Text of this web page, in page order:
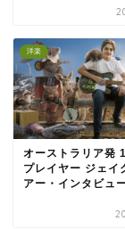
洋楽
オーストラリア発
プレイヤー ジェイ
アー・インタビュ